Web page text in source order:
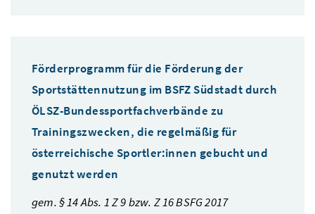
Förderprogramm für die Förderung der
Sportstättennutzung im BSFZ Südstadt durch
ÖLSZ-Bundessportfachverbände zu
Trainingszwecken, die regelmäßig für
österreichische Sportler:innen gebucht und
genutzt werden
gem. § 14 Abs. 1 Z 9 bzw. Z 16 BSFG 2017